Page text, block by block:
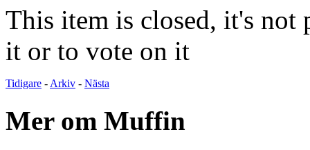
This item is closed, it's not
it or to vote on it
Tidigare - Arkiv - Nästa
Mer om Muffin